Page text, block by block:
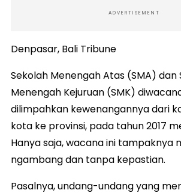
ADVERTISEMENT
Denpasar, Bali Tribune
Sekolah Menengah Atas (SMA) dan
Menengah Kejuruan (SMK)
dilimpahkan kewenangannya dari
kota ke provinsi, pada tahun 2017
Hanya saja, wacana ini tampaknya
ngambang dan tanpa kepastian.
Pasalnya, undang-undang yang